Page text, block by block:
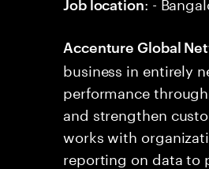
Accenture Global
business in entirely
performance
and strengthen
works with
reporting on data to